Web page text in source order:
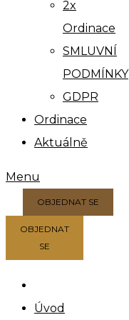
2x
Ordinace
SMLUVNÍ
PODMÍNKY
GDPR
Ordinace
Aktuálně
Menu
OBJEDNAT SE
OBJEDNAT
SE
Úvod